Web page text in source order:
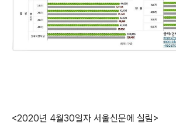
<2020년 4월30일자 서울신문에 실림>